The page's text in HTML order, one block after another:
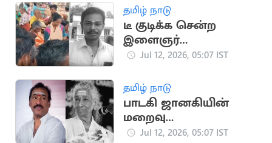
தமிழ் நாடு
டீ குடிக்க சென்ற
இளைஞர்
மர்மகும்பலால்
Jul 12, 2026, 05:07 IST
தமிழ் நாடு
பாடகி ஜானகியின்
மறைவு
திரையுலகிற்கு
Jul 12, 2026, 05:07 IST